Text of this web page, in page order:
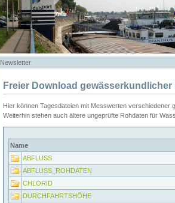
Newsletter
Freier Download gewässerkundlicher
Hier können Tagesdateien mit Messwerten verschiedener
Weiterhin stehen auch ältere ungeprüfte Rohdaten für
Name
ABFLUSS
ABFLUSS_ROHDATEN
CHLORID
DURCHFAHRTSHÖHE